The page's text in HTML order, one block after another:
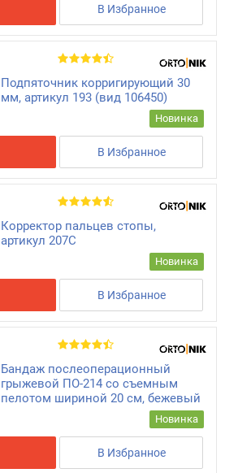
В Избранное
Подпяточник корригирующий 30
мм, артикул 193 (вид 106450)
Новинка
В Избранное
Корректор пальцев стопы,
артикул 207С
Новинка
В Избранное
Бандаж послеоперационный
грыжевой ПО-214 со съемным
пелотом шириной 20 см, бежевый
Новинка
В Избранное